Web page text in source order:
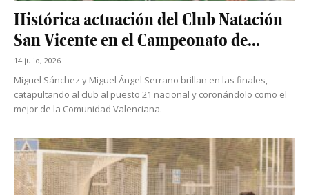
Histórica actuación del Club Natación
San Vicente en el Campeonato de...
14 julio, 2026
Miguel Sánchez y Miguel Ángel Serrano brillan en las finales,
catapultando al club al puesto 21 nacional y coronándolo como el
mejor de la Comunidad Valenciana.